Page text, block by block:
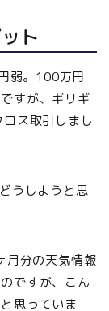
ト
弱。100万円
すが、ギリギ
ス取引しまし
うしようと思
月分の天気情報
ですが、こん
思っていま